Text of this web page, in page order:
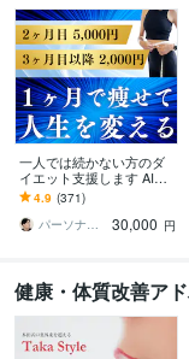
一人では続かない方のダ
イエット支援します AIで
は拾えない気持ちや生活
に合わせて続けられる形
を作ります
4.9 (371)
パーソナルトレーナー寄り添いかずま
30,000 円
健康・体質改善ア